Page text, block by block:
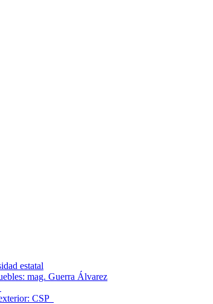
estatal
mag. Guerra Álvarez
CSP